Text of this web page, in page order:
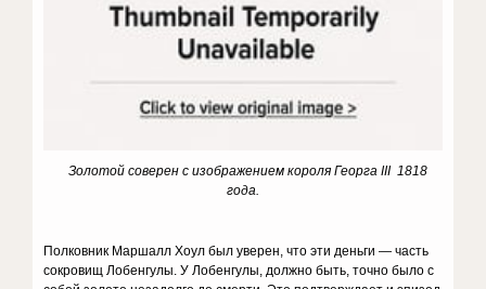
Золотой соверен с изображением короля Георга III 1818
года.
Полковник Мар­шалл Хоул был уверен, что эти деньги — часть
сокровищ Лобенгулы. У Лобенгулы, должно быть, точно было с